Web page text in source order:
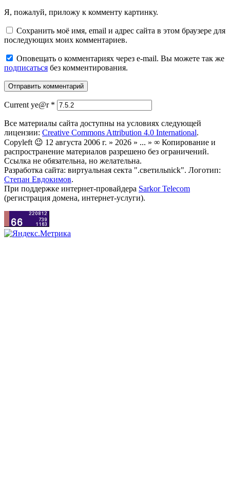
Я, пожалуй, приложу к комменту картинку.
Сохранить моё имя, email и адрес сайта в этом браузере для
последующих моих комментариев.
Оповещать о комментариях через e-mail. Вы можете так же
подписаться без комментирования.
Current ye@r *
Все материалы сайта доступны на условиях следующей
лицензии: Creative Commons Attribution 4.0 International.
Copyleft 😉 12 августа 2006 г. » 2026 » ... » ∞ Копирование и
распространение материалов разрешено без ограничений.
Ссылка не обязательна, но желательна.
Разработка сайта: виртуальная секта ".светильnick". Логотип:
Степан Евдокимов.
При поддержке интернет-провайдера Sarkor Telecom
(регистрация домена, интернет-услуги).